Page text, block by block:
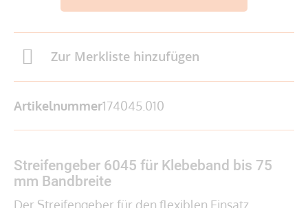
Zur Merkliste hinzufügen
Artikelnummer174045.010
Streifengeber 6045 für Klebeband bis 75
mm Bandbreite
Der Streifengeber für den flexiblen Einsatz.